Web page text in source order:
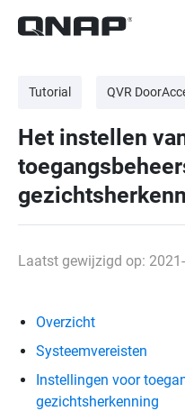
Tutorial QVR
Het instellen
Laatst gewijzigd op:
Overzicht
Systeemvereisten
Instellingen voor
gezichtsherkenning